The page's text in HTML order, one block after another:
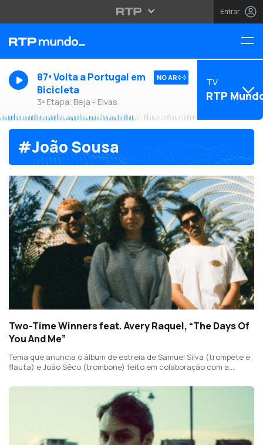
Entrar
87ª Volta a Portugal em
Bicicleta
3ª Etapa: Beja - Elvas
NO AR TV
RTP
#João Sousa
Two-Time Winners feat. Avery Raquel, “The Days Of
You And Me”
Tema que anuncia o álbum de estreia de Samuel Silva (trompete e
flauta) e João Sêco (trombone) feito em colaboração com a